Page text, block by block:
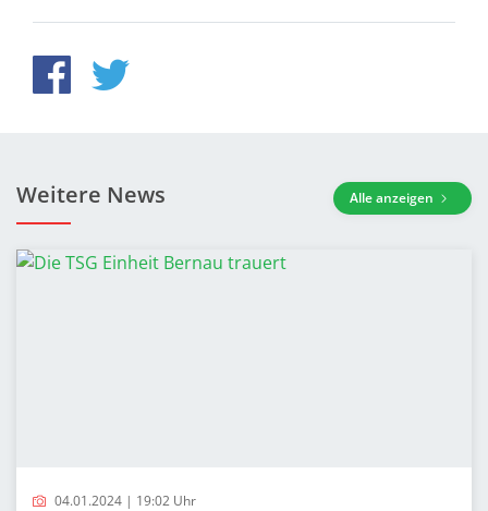
Weitere News Alle anzeigen
04.01.2024 | 19:02 Uhr